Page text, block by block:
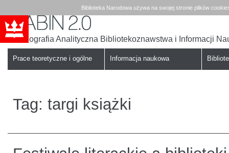
Biblioteka Narodowa używa na swojej stronie plików
Babin
Bibliografia Analityczna Bibliotekoznawstwa i Informacji
Prace teoretyczne i ogólne Informacja naukowa
Tag: targi książki